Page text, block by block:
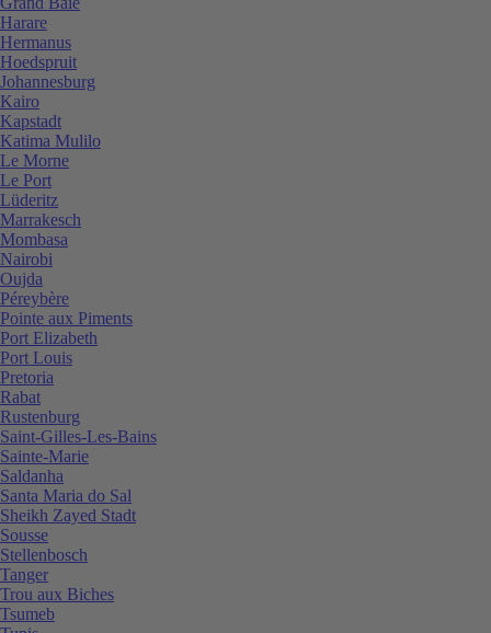
Harare
Hermanus
Hoedspruit
Johannesburg
Kairo
Kapstadt
Katima Mulilo
Le Morne
Le Port
Lüderitz
Marrakesch
Mombasa
Nairobi
Oujda
Péreybère
Pointe aux Piments
Port Elizabeth
Port Louis
Pretoria
Rabat
Rustenburg
Saint-Gilles-Les-Bains
Sainte-Marie
Saldanha
Santa Maria do Sal
Sheikh Zayed Stadt
Sousse
Stellenbosch
Tanger
Trou aux Biches
Tsumeb